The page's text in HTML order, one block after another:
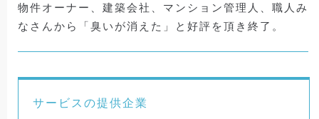
物件オーナー、建築会社、マンション管理人、職人み
なさんから「臭いが消えた」と好評を頂き終了。
サービスの提供企業